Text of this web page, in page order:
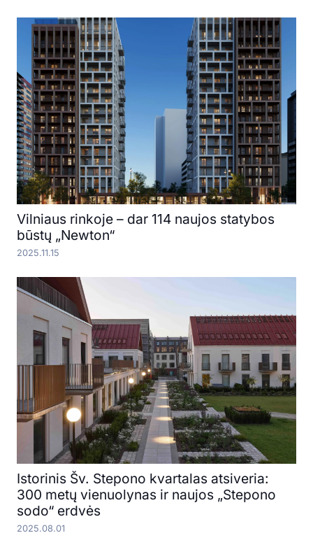
Vilniaus rinkoje – dar 114 naujos statybos
būstų „Newton“
2025.11.15
Istorinis Šv. Stepono kvartalas atsiveria:
300 metų vienuolynas ir naujos „Stepono
sodo“ erdvės
2025.08.01